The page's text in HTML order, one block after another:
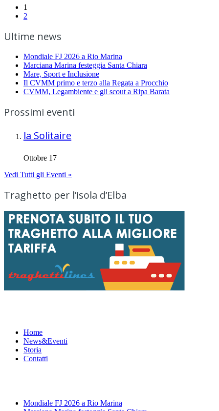
1
2
Ultime news
Mondiale FJ 2026 a Rio Marina
Marciana Marina festeggia Santa Chiara
Mare, Sport e Inclusione
Il CVMM primo e terzo alla Regata a Procchio
CVMM, Legambiente e gli scout a Ripa Barata
Prossimi eventi
la Solitaire
Ottobre 17
Vedi Tutti gli Eventi »
Traghetto per l’isola d’Elba
Home
News&Eventi
Storia
Contatti
Mondiale FJ 2026 a Rio Marina